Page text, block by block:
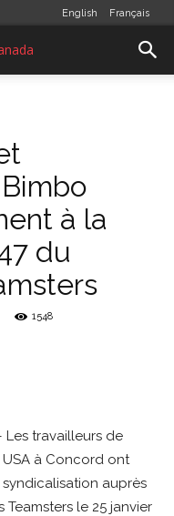
English Français
à la
du
1548
Les travailleurs de
USA à Concord ont
auprès
le 25 janvier